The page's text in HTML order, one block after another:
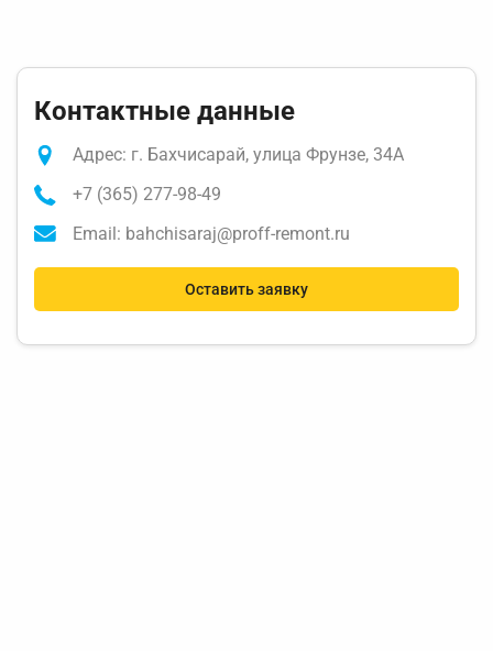
Контактные данные
Адрес: г. Бахчисарай, улица Фрунзе, 34А
+7 (365) 277-98-49
Email: bahchisaraj@proff-remont.ru
Оставить заявку